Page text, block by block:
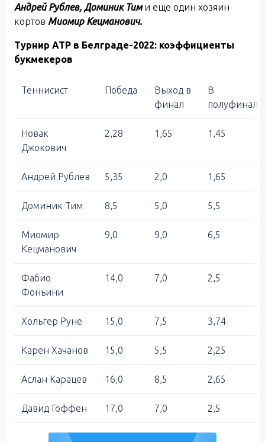
Андрей Рублев, Доминик Тими еще один хозяин
кортов Миомир Кецманович.
Турнир ATP в Белграде-2022: коэффициенты
букмекеров
Теннисист Победа
Выход в
финал
В
полуфинал
Новак
Джокович
2,28 1,65 1,45
Андрей Рублев 5,35 2,0 1,65
Доминик Тим 8,5 5,0 5,5
Миомир
Кецманович
9,0 9,0 6,5
Фабио
Фоньини
14,0 7,0 2,5
Хольгер Руне 15,0 7,5 3,74
Карен Хачанов 15,0 5,5 2,25
Аслан Карацев 16,0 8,5 2,65
Давид Гоффен 17,0 7,0 2,5